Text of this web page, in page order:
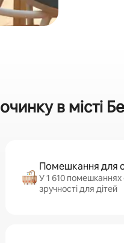
в місті
Помешкання для
У 1 610 помешканнях
зручності для дітей